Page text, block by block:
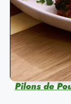
Pilons de